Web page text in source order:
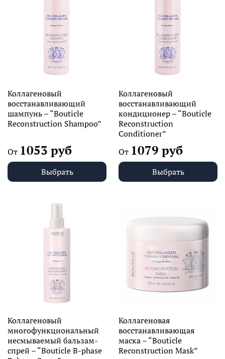
Коллагеновый
восстанавливающий
шампунь – “Bouticle
Reconstruction Shampoo”
От 1053 руб
Выбрать
Коллагеновый
восстанавливающий
кондиционер – “Bouticle
Reconstruction
Conditioner”
От 1079 руб
Выбрать
Коллагеновый
многофункциональный
несмываемый бальзам-
спрей – “Bouticle B-phase
Коллагеновая
восстанавливающая
маска – “Bouticle
Reconstruction Mask”